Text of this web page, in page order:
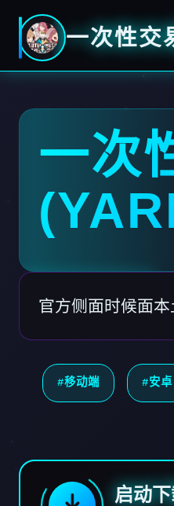
一次性交
一次
官方侧面时候面
#移动端 #安卓
启动